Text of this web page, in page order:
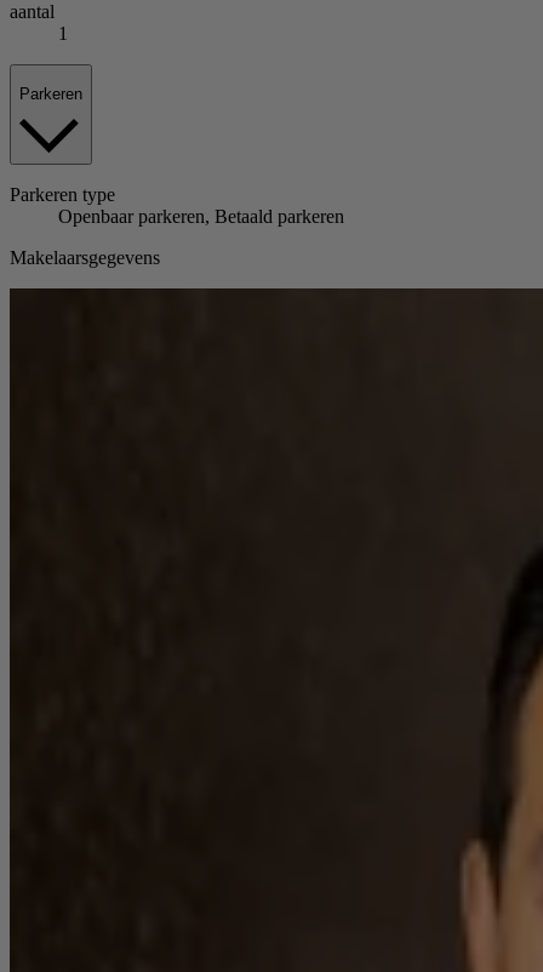
aantal
1
Parkeren
Parkeren type
Openbaar parkeren, Betaald parkeren
Makelaarsgegevens